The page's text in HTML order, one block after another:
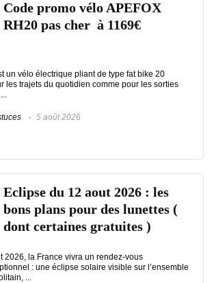
Code promo vélo APEFOX
RH20 pas cher à 1169€
un vélo électrique pliant de type fat bike 20
les trajets du quotidien comme pour les sorties
5 août 2026
Eclipse du 12 aout 2026 : les
bons plans pour des lunettes (
dont certaines gratuites )
2026, la France vivra un rendez-vous
: une éclipse solaire visible sur l’ensemble
...